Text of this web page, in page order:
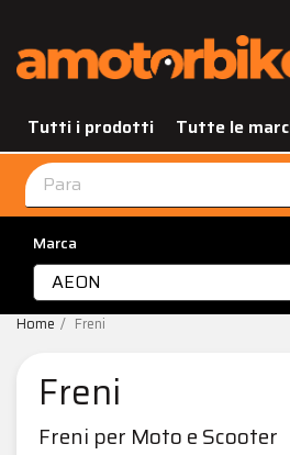
Tutti i prodotti Tutte le
Marca
AEON
Home Freni
Freni
Freni per Moto e Scooter